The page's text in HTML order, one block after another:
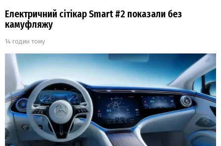
Електричний сітікар Smart #2 показали без
камуфляжу
14 годин тому